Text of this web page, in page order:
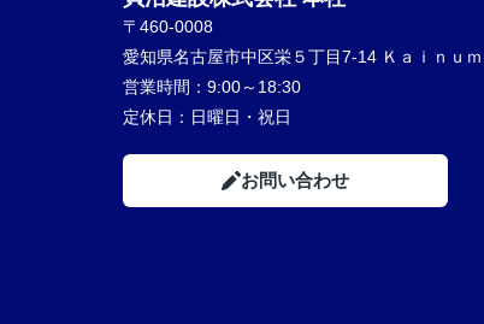
〒460-0008
愛知県名古屋市中区栄５丁目7-14 Ｋａｉｎｕ
営業時間： 9:00～18:30
定休日： 日曜日・祝日
お問い合わせ